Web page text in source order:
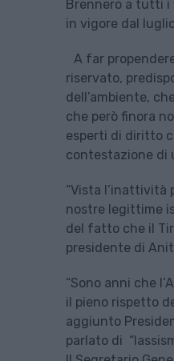
Brennero a tutti i
in vigore dal
A far
riservato,
dell’ambiente,
che però finora
esperti di diritto
contestazione di
“Vista l’inattività
nostre legittime
del fatto che il
presidente di
“Sono anni che
il pieno rispetto
aggiunto
parlato di